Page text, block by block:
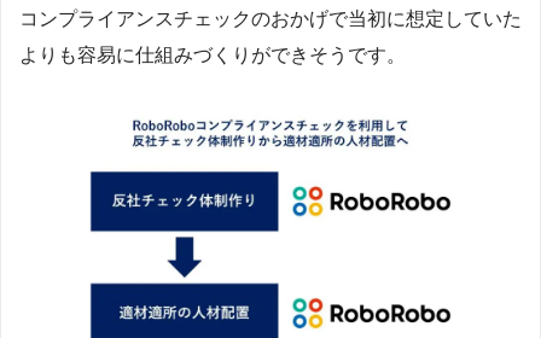
コンプライアンスチェックのおかげで当初に想定していた
よりも容易に仕組みづくりができそうです。